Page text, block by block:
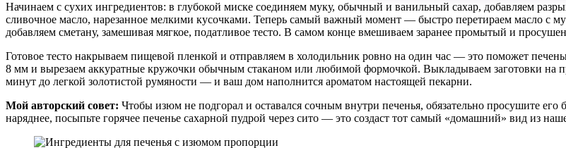
Начинаем с сухих ингредиентов: в глубокой миске соединяем муку, обычный и ванильный сахар, добавляем
сливочное масло, нарезанное мелкими кусочками. Теперь самый важный момент — быстро перетираем масло с
добавляем сметану, замешивая мягкое, податливое тесто. В самом конце вмешиваем заранее промытый и
Готовое тесто накрываем пищевой пленкой и отправляем в холодильник ровно на один час — это поможет
8 мм и вырезаем аккуратные кружочки обычным стаканом или любимой формочкой. Выкладываем заготовки на
минут до легкой золотистой румяности — и ваш дом наполнится ароматом настоящей пекарни.
Мой авторский совет: Чтобы изюм не подгорал и оставался сочным внутри печенья, обязательно просушите
наряднее, посыпьте горячее печенье сахарной пудрой через сито — это создаст тот самый «домашний» вид из